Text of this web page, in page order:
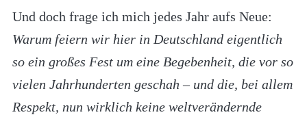
Und doch frage ich mich jedes Jahr aufs Neue:
Warum feiern wir hier in Deutschland eigentlich
so ein großes Fest um eine Begebenheit, die vor so
vielen Jahrhunderten geschah – und die, bei allem
Respekt, nun wirklich keine weltverändernde